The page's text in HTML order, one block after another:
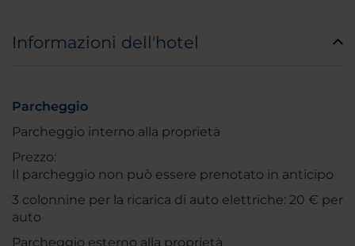
Informazioni dell'hotel
Parcheggio
Parcheggio interno alla proprietà
Prezzo:
Il parcheggio non può essere prenotato in anticipo
3 colonnine per la ricarica di auto elettriche: 20 € per
auto
Parcheggio esterno alla proprietà